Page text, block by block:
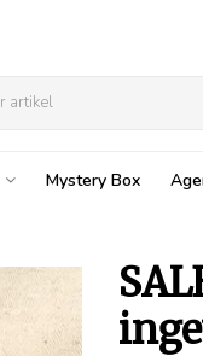
Mystery Box